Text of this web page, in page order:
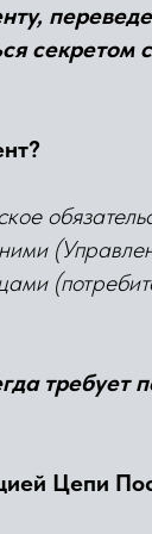
секретом
требует
Цепи